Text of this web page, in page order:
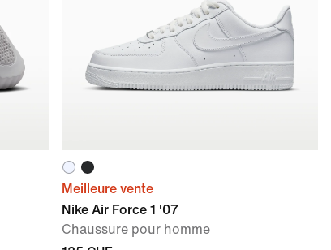
Meilleure vente
Nike Air Force 1 '07
Chaussure pour homme